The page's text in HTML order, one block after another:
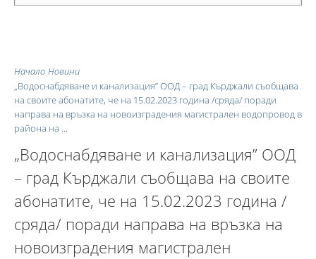
Начало Новини
„Водоснабдяване и канализация” ООД – град Кърджали съобщава
на своите абонатите, че на 15.02.2023 година /сряда/ поради
направа на връзка на новоизградения магистрален водопровод в
района на ...
„Водоснабдяване и канализация” ООД
– град Кърджали съобщава на своите
абонатите, че на 15.02.2023 година /
сряда/ поради направа на връзка на
новоизградения магистрален